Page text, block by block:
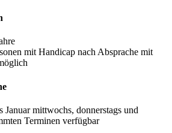
mit Handicap nach Absprache mit
Januar mittwochs, donnerstags und
Terminen verfügbar